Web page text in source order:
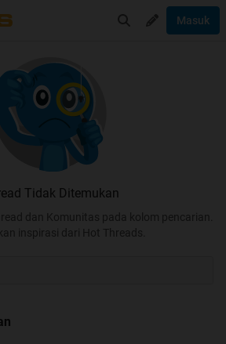
Masuk
Tidak Ditemukan
dan Komunitas pada kolom pencarian.
inspirasi dari Hot Threads.